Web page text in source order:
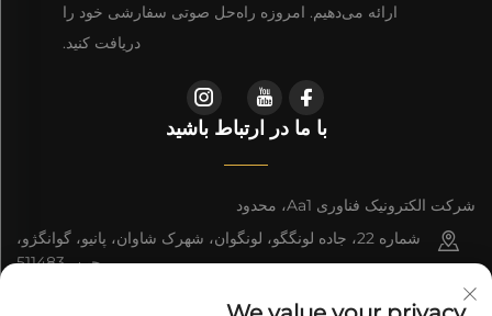
ارائه می‌دهیم. امروزه راه‌حل صوتی سفارشی خود را
دریافت کنید.
با ما در ارتباط باشید
شرکت الکترونیک فناوری Aa1، محدود
شماره 22، جاده لونگگو، لونگوان، شهرک شاوان، پانیو، گوانگژو،
چین، 511483
+86-13543438471